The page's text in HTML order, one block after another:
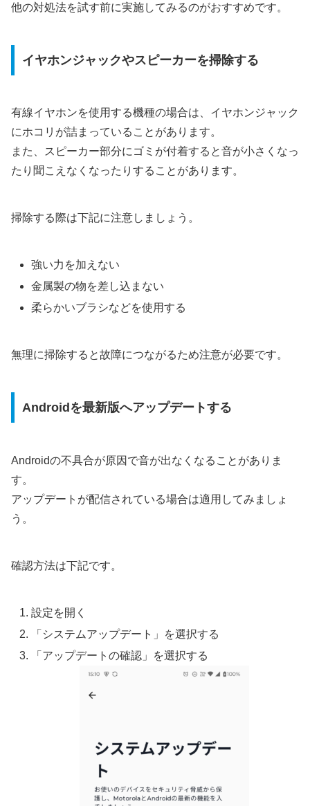
他の対処法を試す前に実施してみるのがおすすめです。
イヤホンジャックやスピーカーを掃除する
有線イヤホンを使用する機種の場合は、イヤホンジャック
にホコリが詰まっていることがあります。
また、スピーカー部分にゴミが付着すると音が小さくなっ
たり聞こえなくなったりすることがあります。
掃除する際は下記に注意しましょう。
強い力を加えない
金属製の物を差し込まない
柔らかいブラシなどを使用する
無理に掃除すると故障につながるため注意が必要です。
Androidを最新版へアップデートする
Androidの不具合が原因で音が出なくなることがありま
す。
アップデートが配信されている場合は適用してみましょ
う。
確認方法は下記です。
設定を開く
「システムアップデート」を選択する
「アップデートの確認」を選択する